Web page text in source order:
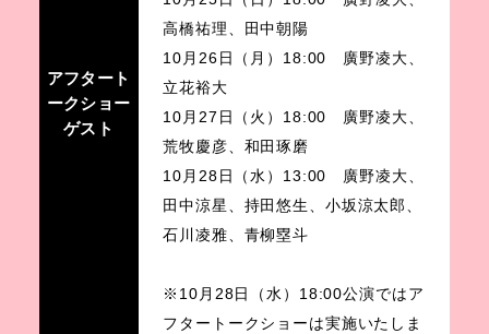
アフタート
ークショー
ゲスト
高橋祐理、田中朝陽
10月26日（月）18:00 廣野凌大、
立花裕大
10月27日（火）18:00 廣野凌大、
荒牧慶彦、和田琢磨
10月28日（水）13:00 廣野凌大、
田中涼星、持田悠生、小坂涼太郎、
石川凌雅、青柳塁斗
※10月28日（水）18:00公演ではア
フタートークショーは実施いたしま